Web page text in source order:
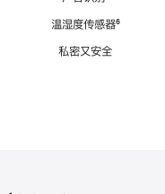
温湿度传感器脚
⁶
私密又安全